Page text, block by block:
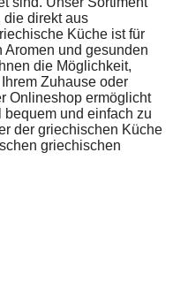
die direkt aus
Küche ist für
Aromen und gesunden
die Möglichkeit,
Zuhause oder
Onlineshop ermöglicht
und einfach zu
der griechischen Küche
griechischen